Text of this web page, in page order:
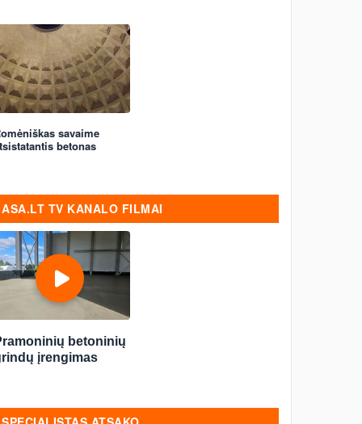
savaime
betonas
ASA.LT TV KANALO FILMAI
betoninių
įrengimas